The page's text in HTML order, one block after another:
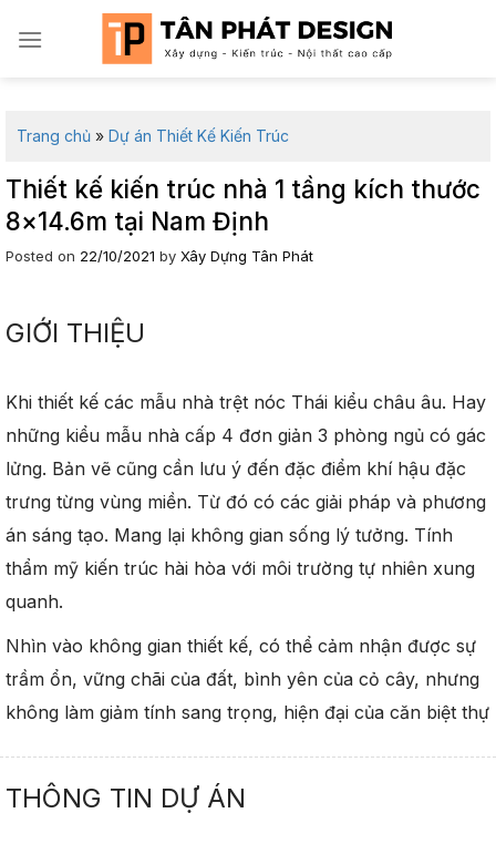
Trang chủ » Dự án Thiết Kế Kiến Trúc
Thiết kế kiến trúc nhà 1 tầng kích thước
8×14.6m tại Nam Định
Posted on 22/10/2021 by Xây Dựng Tân Phát
GIỚI THIỆU
Khi thiết kế các mẫu nhà trệt nóc Thái kiểu châu âu. Hay
những kiểu mẫu nhà cấp 4 đơn giản 3 phòng ngủ có gác
lửng. Bản vẽ cũng cần lưu ý đến đặc điểm khí hậu đặc
trưng từng vùng miền. Từ đó có các giải pháp và phương
án sáng tạo. Mang lại không gian sống lý tưởng. Tính
thẩm mỹ kiến trúc hài hòa với môi trường tự nhiên xung
quanh.
Nhìn vào không gian thiết kế, có thể cảm nhận được sự
trầm ổn, vững chãi của đất, bình yên của cỏ cây, nhưng
không làm giảm tính sang trọng, hiện đại của căn biệt thự
THÔNG TIN DỰ ÁN